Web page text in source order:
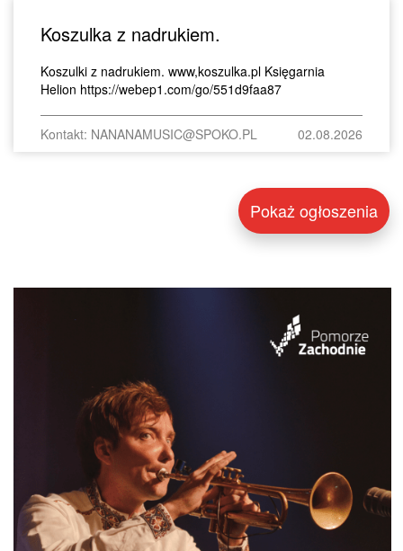
Koszulka z nadrukiem.
Koszulki z nadrukiem. www,koszulka.pl Księgarnia
Helion https://webep1.com/go/551d9faa87
Kontakt: NANANAMUSIC@SPOKO.PL 02.08.2026
Pokaż ogłoszenia